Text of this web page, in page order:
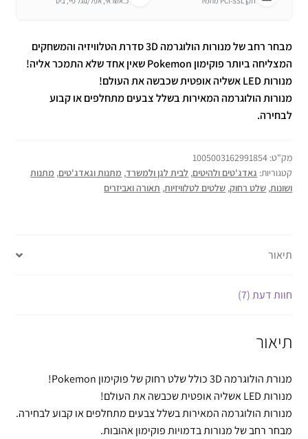
מבחר רחב של מנורות הולוגרמה 3D
סדרת הטלוויזיה והמשחקים
המצליחה ביותר פוקימון Pokemon שאין אחד שלא התמכר אליה!
מנורות LED אשליה אופטית שכבשה את העולם!
מנורות הולוגרמה המאירות בשלל צבעים מתחלפים או קבוע
לבחירה.
מק"ט: 1005003162991854
קטגוריות: גאדג'טים ולהיטים, לבית לגן ולמשרד, מתנות וגאדג'טים, מתנות
ושונות, שלט רחוק, שלטים לטלוויזיות, תאורה ואביזרים
תיאור
חוות דעת (7)
תיאור
מנורת הולוגרמה 3D כולל שלט רחוק של פוקימון Pokemon!
מנורות LED אשליה אופטית שכבשה את העולם!
מנורות הולוגרמה המאירות בשלל צבעים מתחלפים או קבוע לבחירה.
מבחר רחב של מנורות בדמויות פוקימון אהובות.